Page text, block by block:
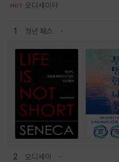
HOT 오디세이아
1 청년 패스
2 오디세이